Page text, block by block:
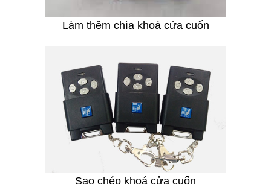
Làm thêm chìa khoá cửa cuốn
Sao chép khoá cửa cuốn